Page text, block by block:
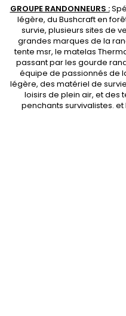
GROUPE RANDONNEURS :
légère, du Bushcraft en
survie, plusieurs sites de
grandes marques de la
tente msr, le matelas
passant par les gourde
équipe de passionnés de
légère, des matériel de
loisirs de plein air, et des
penchants survivalistes.